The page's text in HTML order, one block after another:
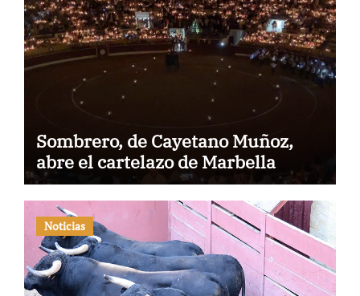
Sombrero, de Cayetano Muñoz,
abre el cartelazo de Marbella
Noticias